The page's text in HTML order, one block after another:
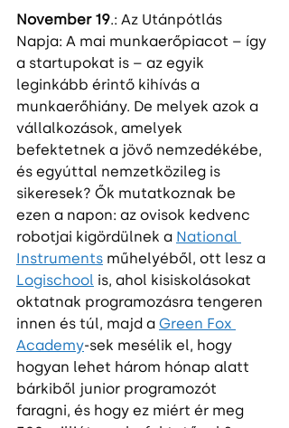
November 19.: Az Utánpótlás
Napja: A mai munkaerőpiacot – így
a startupokat is – az egyik
leginkább érintő kihívás a
munkaerőhiány. De melyek azok a
vállalkozások, amelyek
befektetnek a jövő nemzedékébe,
és egyúttal nemzetközileg is
sikeresek? Ők mutatkoznak be
ezen a napon: az ovisok kedvenc
robotjai kigördülnek a National
Instruments műhelyéből, ott lesz a
Logischool is, ahol kisiskolásokat
oktatnak programozásra tengeren
innen és túl, majd a Green Fox
Academy-sek mesélik el, hogy
hogyan lehet három hónap alatt
bárkiből junior programozót
faragni, és hogy ez miért ér meg